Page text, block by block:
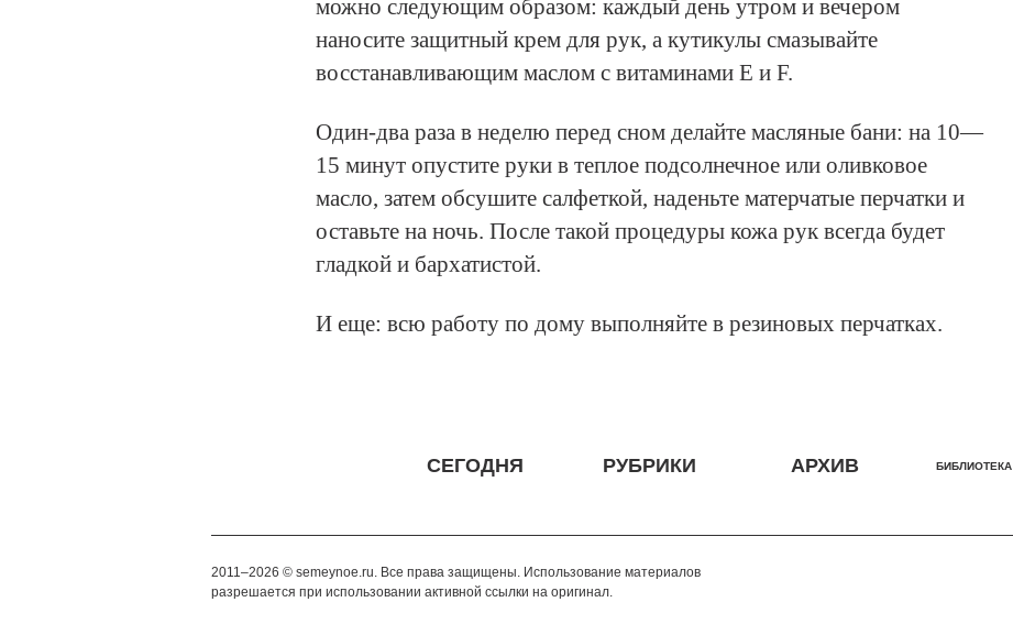
можно следующим образом: каждый день утром и вечером
наносите защитный крем для рук, а кутикулы смазывайте
восстанавливающим маслом с витаминами Е и F.
Один-два раза в неделю перед сном делайте масляные бани: на 10—
15 минут опустите руки в теплое подсолнечное или оливковое
масло, затем обсушите салфеткой, наденьте матерчатые перчатки и
оставьте на ночь. После такой процедуры кожа рук всегда будет
гладкой и бархатистой.
И еще: всю работу по дому выполняйте в резиновых перчатках.
СЕГОДНЯ РУБРИКИ АРХИВ БИБЛИОТЕКА
2011–2026 © semeynoe.ru. Все права защищены. Использование материалов
разрешается при использовании активной ссылки на оригинал.